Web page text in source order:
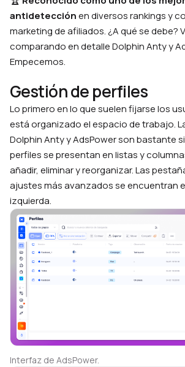
antidetecciónen diversos rankings y
marketing de afiliados. ¿A qué se debe?
comparando en detalle Dolphin Anty y
Empecemos.
Gestión de perfiles
Lo primero en lo que suelen fijarse los
está organizado el espacio de trabajo.
Dolphin Anty y AdsPower son bastante
perfiles se presentan en listas y
añadir, eliminar y reorganizar. Las
ajustes más avanzados se encuentran
izquierda.
Interfaz de AdsPower.